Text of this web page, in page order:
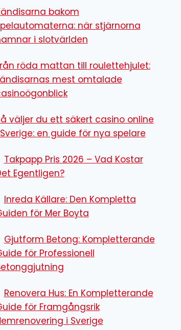
bakom
när stjärnorna
i slotvärlden
röda mattan till roulettehjulet:
mest omtalade
väljer du ett säkert casino online
en guide för nya spelare
Takpapp Pris 2026 – Vad Kostar
Egentligen?
Inreda Källare: Den Kompletta
för Mer Boyta
Gjutform Betong: Kompletterande
för Professionell
Renovera Hus: En Kompletterande
för Framgångsrik
i Sverige